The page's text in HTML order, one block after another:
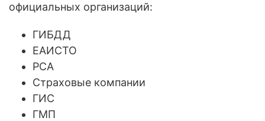
официальных организаций:
ГИБДД
ЕАИСТО
РСА
Страховые компании
ГИС
ГМП